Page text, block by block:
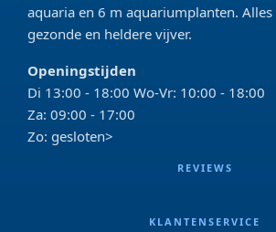
aquaria en 6 m aquariumplanten. Alles
gezonde en heldere vijver.
Openingstijden
Di 13:00 - 18:00 Wo-Vr: 10:00 - 18:00
Za: 09:00 - 17:00
Zo: gesloten>
REVIEWS
KLANTENSERVICE